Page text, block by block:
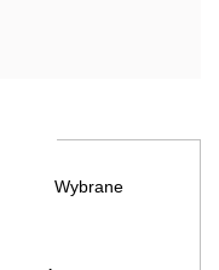
Wybrane